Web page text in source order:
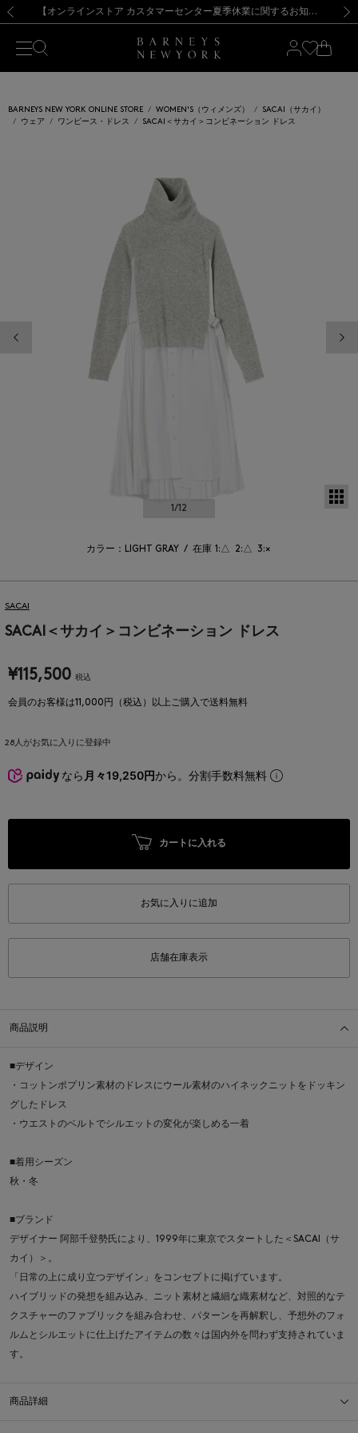
新規登録のお客様も対象！＜MY BARNEYS＞会員のお客様は11,000円（税込）以上のお買上げで常時送料無料！お買い物の際は会員登録を！
【夏季休業に伴う出荷一時停止のお知らせ】(2026.8.7) 【オンラインストア カスタマーセンター夏季休業に関するお知らせ】（2026.8.7）
【夏季休業に伴う返品・交換承り一時停止のお知らせ】（2026.8.5）
熊本県を中心とした地震の影響によるお荷物のお届けについて
【開催中】SUMMER SALEのご案内・ご注意事項 新規登録のお客様も対象！＜MY BARNEYS＞会員のお客様は11,000円（税込）以上のお買上げで常時送料無料！お買い物の際は会員登録を！
【夏季休業に伴う出荷一時停止のお知らせ】(2026.8.7)
BARNEYS NEW YORK ONLINE STORE WOMEN'S（ウィメンズ）
SACAI（サカイ）
ウェア
ワンピース・ドレス SACAI＜サカイ＞コンビネーション ドレス
1/12
カラー：LIGHT GRAY / 在庫 1:△ 2:△ 3:×
SACAI
SACAI＜サカイ＞コンビネーション ドレス
¥115,500 税込
会員のお客様は11,000円（税込）以上ご購入で送料無料
28人がお気に入りに登録中
なら 月々19,250円から。分割手数料無料
カートに入れる
お気に入りに追加
店舗在庫表示
商品説明
■デザイン
・コットンポプリン素材のドレスにウール素材のハイネックニットをドッキン
グしたドレス
・ウエストのベルトでシルエットの変化が楽しめる一着
■着用シーズン
秋・冬
■ブランド
デザイナー 阿部千登勢氏により、1999年に東京でスタートした＜SACAI（サ
カイ）＞。
「日常の上に成り立つデザイン」をコンセプトに掲げています。
ハイブリッドの発想を組み込み、ニット素材と繊細な織素材など、対照的なテ
クスチャーのファブリックを組み合わせ、パターンを再解釈し、予想外のフォ
ルムとシルエットに仕上げたアイテムの数々は国内外を問わず支持されていま
す。
商品詳細